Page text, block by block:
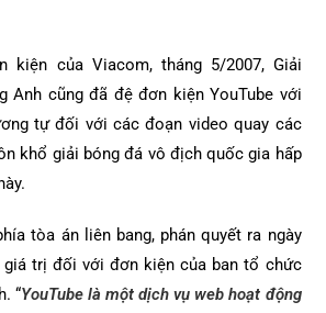
kiện của Viacom, tháng 5/2007, Giải
Anh cũng đã đệ đơn kiện YouTube với
tự đối với các đoạn video quay các
khổ giải bóng đá vô địch quốc gia hấp
tòa án liên bang, phán quyết ra ngày
trị đối với đơn kiện của ban tổ chức
“YouTube là một dịch vụ web hoạt động